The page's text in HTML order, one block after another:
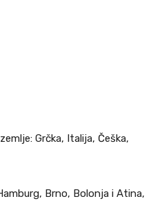
Grčka, Italija, Češka,
Brno, Bolonja i Atina,